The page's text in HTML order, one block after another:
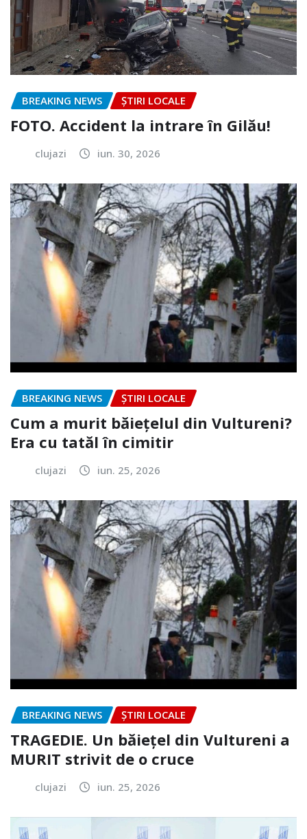
BREAKING NEWS ȘTIRI LOCALE
FOTO. Accident la intrare în Gilău!
clujazi iun. 30, 2026
BREAKING NEWS ȘTIRI LOCALE
Cum a murit băiețelul din Vultureni?
Era cu tatăl în cimitir
clujazi iun. 25, 2026
BREAKING NEWS ȘTIRI LOCALE
TRAGEDIE. Un băiețel din Vultureni a
MURIT strivit de o cruce
clujazi iun. 25, 2026